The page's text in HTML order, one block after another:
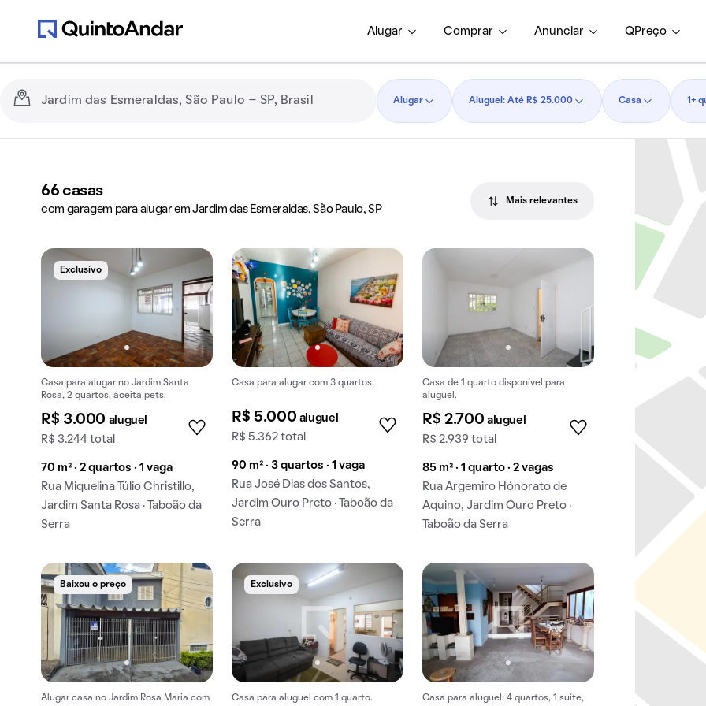
Alugar Comprar Anunciar QPreço
Alugar Aluguel: Até R$ 25.000 Casa 1+
66 casas
com garagem para alugar em Jardim das Esmeraldas, São Paulo, SP
Mais relevantes
Exclusivo
Casa para alugar no Jardim Santa
Rosa, 2 quartos, aceita pets.
R$ 3.000 aluguel
R$ 3.244 total
70 m² · 2 quartos · 1 vaga
Rua Miquelina Túlio Christillo,
Jardim Santa Rosa · Taboão da
Serra
Casa para alugar com 3 quartos.
R$ 5.000 aluguel
R$ 5.362 total
90 m² · 3 quartos · 1 vaga
Rua José Dias dos Santos,
Jardim Ouro Preto · Taboão da
Serra
Casa de 1 quarto disponível para
aluguel.
R$ 2.700 aluguel
R$ 2.939 total
85 m² · 1 quarto · 2 vagas
Rua Argemiro Hónorato de
Aquino, Jardim Ouro Preto ·
Taboão da Serra
Baixou o preço
Alugar casa no Jardim Rosa Maria com
Exclusivo
Casa para aluguel com 1 quarto. Casa para aluguel: 4 quartos, 1 suíte,